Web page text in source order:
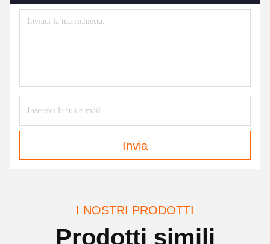
Invia
I NOSTRI PRODOTTI
Prodotti simili